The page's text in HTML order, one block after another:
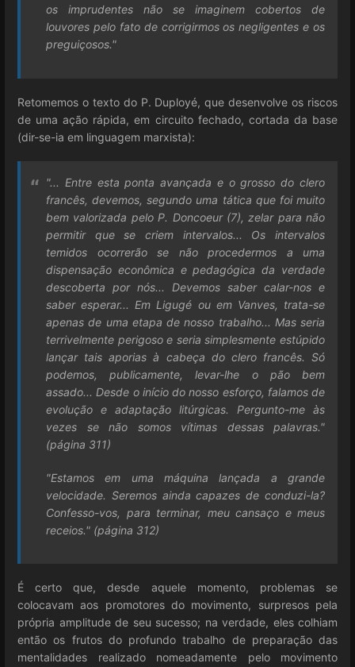
os imprudentes não se imaginem cobertos de
louvores pelo fato de corrigirmos os negligentes e os
preguiçosos."
Retomemos o texto do P. Duployé, que desenvolve os riscos
de uma ação rápida, em circuito fechado, cortada da base
(dir-se-ia em linguagem marxista):
"... Entre esta ponta avançada e o grosso do clero
francês, devemos, segundo uma tática que foi muito
bem valorizada pelo P. Doncoeur (7), zelar para não
permitir que se criem intervalos... Os intervalos
temidos ocorrerão se não procedermos a uma
dispensação econômica e pedagógica da verdade
descoberta por nós... Devemos saber calar-nos e
saber esperar... Em Ligugé ou em Vanves, trata-se
apenas de uma etapa de nosso trabalho... Mas seria
terrivelmente perigoso e seria simplesmente estúpido
lançar tais aporias à cabeça do clero francês. Só
podemos, publicamente, levar-lhe o pão bem
assado... Desde o início do nosso esforço, falamos de
evolução e adaptação litúrgicas. Pergunto-me às
vezes se não somos vítimas dessas palavras."
(página 311)
"Estamos em uma máquina lançada a grande
velocidade. Seremos ainda capazes de conduzi-la?
Confesso-vos, para terminar, meu cansaço e meus
receios." (página 312)
É certo que, desde aquele momento, problemas se
colocavam aos promotores do movimento, surpresos pela
própria amplitude de seu sucesso; na verdade, eles colhiam
então os frutos do profundo trabalho de preparação das
mentalidades realizado nomeadamente pelo movimento